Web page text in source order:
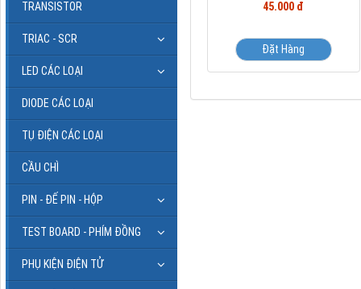
45.000 đ
Đặt Hàng
TRANSISTOR
TRIAC - SCR
LED CÁC LOẠI
DIODE CÁC LOẠI
TỤ ĐIỆN CÁC LOẠI
CẦU CHÌ
PIN - ĐẾ PIN - HỘP
TEST BOARD - PHÍM ĐỒNG
PHỤ KIỆN ĐIỆN TỬ